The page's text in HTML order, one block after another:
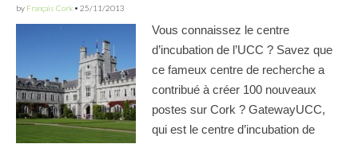
by Français Cork • 25/11/2013
Vous connaissez le centre
d’incubation de l’UCC ? Savez que
ce fameux centre de recherche a
contribué à créer 100 nouveaux
postes sur Cork ? GatewayUCC,
qui est le centre d’incubation de